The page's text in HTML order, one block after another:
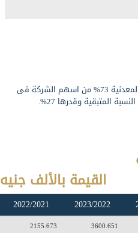
تمتلك الشركة القابضة للصناعات المعدنية 73% من اسهم الشركة فى
المتبقية وقدرها 27%.
القيمة بالألف جنيه
2023/2022
3600.651
2022/2021
2155.673